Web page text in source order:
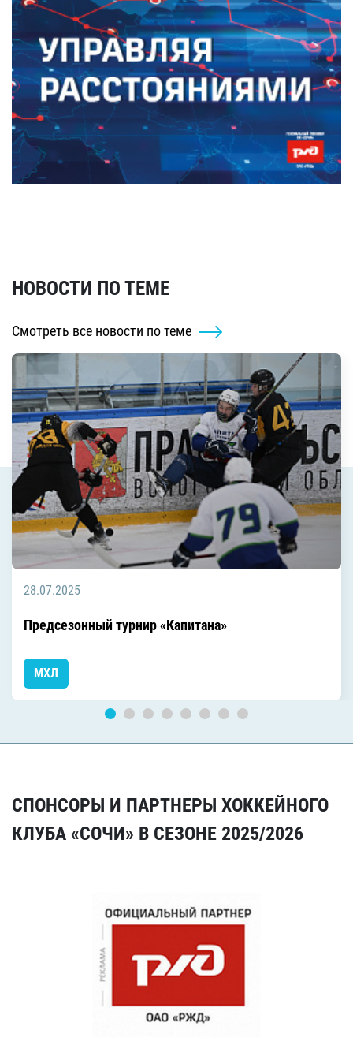
НОВОСТИ ПО ТЕМЕ
Смотреть все новости по теме
28.07.2025
Предсезонный турнир «Капитана»
МХЛ
СПОНСОРЫ И ПАРТНЕРЫ ХОККЕЙНОГО
КЛУБА «СОЧИ» В СЕЗОНЕ 2025/2026